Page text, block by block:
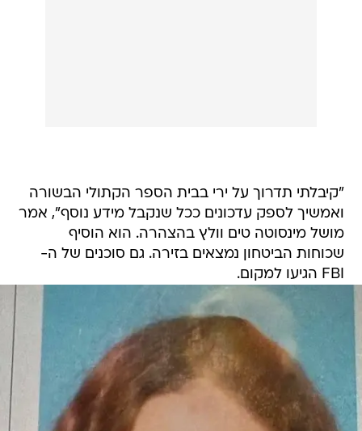
"קיבלתי תדרוך על ירי בבית הספר הקתולי הבשורה
ואמשיך לספק עדכונים ככל שנקבל מידע נוסף", אמר
מושל מינסוטה טים וולץ בהצהרה. הוא הוסיף
שכוחות הביטחון נמצאים בזירה. גם סוכנים של ה-
FBI הגיעו למקום.